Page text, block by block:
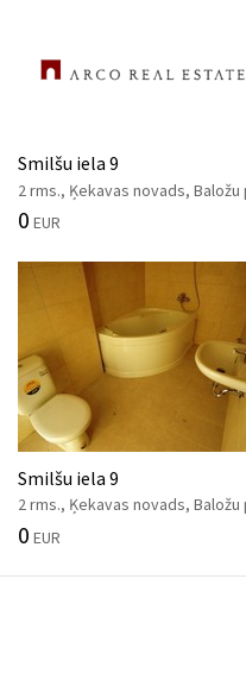
Smilšu iela 9
2 rms., Ķekavas novads,
0 EUR
Smilšu iela 9
2 rms., Ķekavas novads,
0 EUR